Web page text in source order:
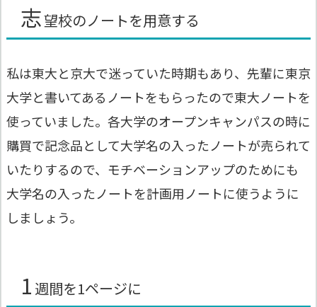
志望校のノートを用意する
私は東大と京大で迷っていた時期もあり、先輩に東京
大学と書いてあるノートをもらったので東大ノートを
使っていました。各大学のオープンキャンパスの時に
購買で記念品として大学名の入ったノートが売られて
いたりするので、モチベーションアップのためにも
大学名の入ったノートを計画用ノートに使うように
しましょう。
1 週間を1ページに